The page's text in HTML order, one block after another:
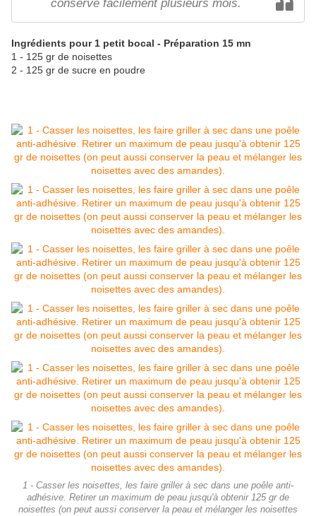
conserve facilement plusieurs mois.
Ingrédients pour 1 petit bocal - Préparation 15 mn
1 - 125 gr de noisettes
2 - 125 gr de sucre en poudre
1 - Casser les noisettes, les faire griller à sec dans une poêle anti-
adhésive. Retirer un maximum de peau jusqu'à obtenir 125 gr de
noisettes (on peut aussi conserver la peau et mélanger les noisettes